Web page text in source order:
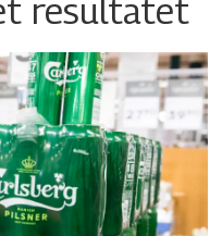
resultatet